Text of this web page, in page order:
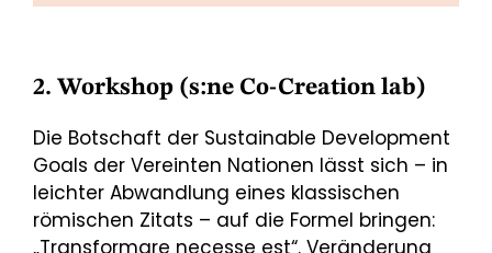
2. Workshop (s:ne Co-Creation lab)
Die Botschaft der Sustainable Development
Goals der Vereinten Nationen lässt sich – in
leichter Abwandlung eines klassischen
römischen Zitats – auf die Formel bringen:
„Transformare necesse est“. Veränderung